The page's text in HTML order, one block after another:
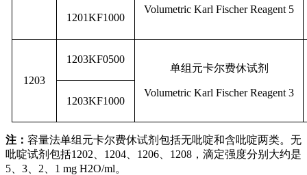
Volumetric Karl Fischer Reagent 5
1201KF1000
1203
1203KF0500
单组元卡尔费休试剂
Volumetric Karl Fischer Reagent 3
1203KF1000
注： 容量法单组元卡尔费休试剂包括无吡啶和含吡啶两类。无
吡啶试剂包括1202、1204、1206、1208，滴定强度分别大约是
5、3、2、1 mg H2O/ml。